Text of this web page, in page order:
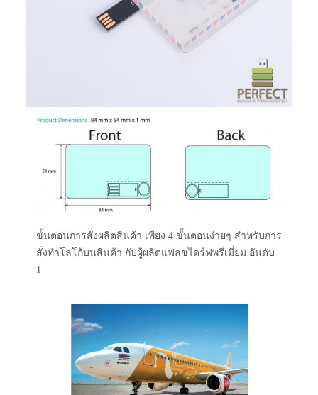
ขั้นตอนการสั่งผลิตสินค้า เพียง 4 ขั้นตอนง่ายๆ สำหรับการ
สั่งทำโลโก้บนสินค้า กับผู้ผลิตแฟลชไดร์ฟพรีเมี่ยม อันดับ
1